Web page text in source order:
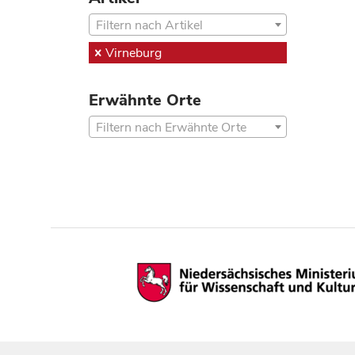
Filtern nach Artikel
Virneburg
Erwähnte Orte
Filtern nach Erwähnte Orte